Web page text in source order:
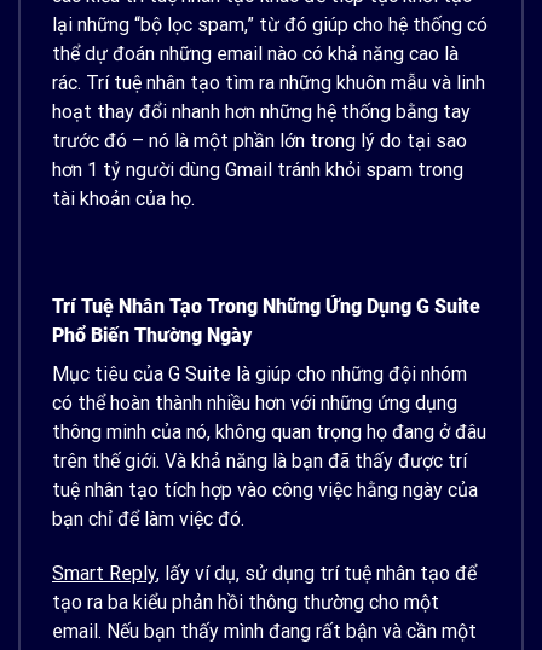
lại những “bộ lọc spam,” từ đó giúp cho hệ thống có
thể dự đoán những email nào có khả năng cao là
rác. Trí tuệ nhân tạo tìm ra những khuôn mẫu và linh
hoạt thay đổi nhanh hơn những hệ thống bằng tay
trước đó – nó là một phần lớn trong lý do tại sao
hơn 1 tỷ người dùng Gmail tránh khỏi spam trong
tài khoản của họ.
Trí Tuệ Nhân Tạo Trong Những Ứng Dụng G Suite
Phổ Biến Thường Ngày
Mục tiêu của G Suite là giúp cho những đội nhóm
có thể hoàn thành nhiều hơn với những ứng dụng
thông minh của nó, không quan trọng họ đang ở đâu
trên thế giới. Và khả năng là bạn đã thấy được trí
tuệ nhân tạo tích hợp vào công việc hằng ngày của
bạn chỉ để làm việc đó.
Smart Reply, lấy ví dụ, sử dụng trí tuệ nhân tạo để
tạo ra ba kiểu phản hồi thông thường cho một
email. Nếu bạn thấy mình đang rất bận và cần một